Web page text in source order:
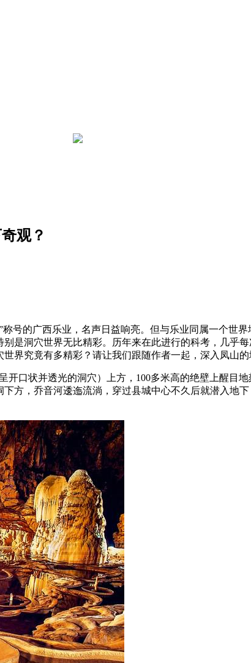
观？
号的广西乐业，名声日益响亮。但与乐业同属一个世
是洞穴世界无比精彩。历年来在此进行的科考，几乎
界究竟有多精彩？请让我们跟随作者一起，深入凤山的
口状并透光的洞穴）上方，100多米高的绝壁上醒目
方，乔音河逶迤流淌，穿过县城中心不久后就潜入地